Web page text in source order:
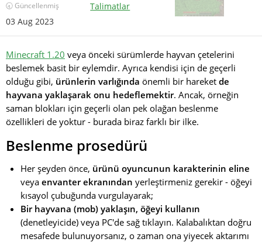
🕣 Güncellenmiş
03 Aug 2023
Talimatlar
Minecraft 1.20 veya önceki sürümlerde hayvan çetelerini
beslemek basit bir eylemdir. Ayrıca kendisi için de geçerli
olduğu gibi, ürünlerin varlığında önemli bir hareket de
hayvana yaklaşarak onu hedeflemektir. Ancak, örneğin
saman blokları için geçerli olan pek olağan beslenme
özellikleri de yoktur - burada biraz farklı bir ilke.
Beslenme prosedürü
Her şeyden önce, ürünü oyuncunun karakterinin eline
veya envanter ekranından yerleştirmeniz gerekir - öğeyi
kısayol çubuğunda vurgulayarak;
Bir hayvana (mob) yaklaşın, öğeyi kullanın
(denetleyicide) veya PC'de sağ tıklayın. Kalabalıktan doğru
mesafede bulunuyorsanız, o zaman ona yiyecek aktarımı